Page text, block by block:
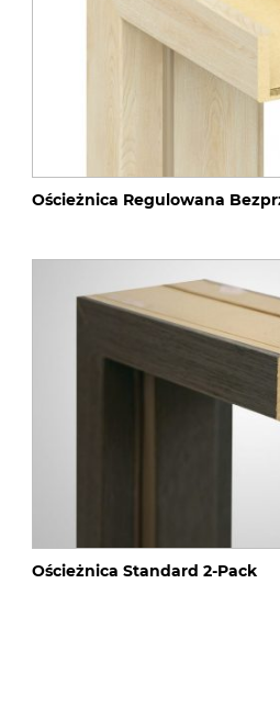
Ościeżnica Regulowana
Ościeżnica Standard 2-Pack